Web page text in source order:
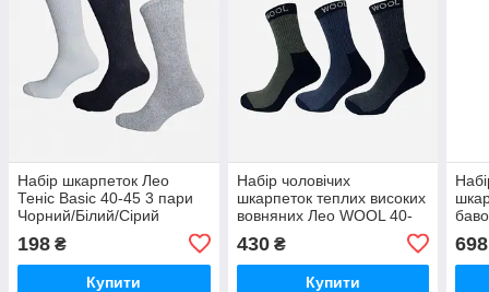
Набір шкарпеток Лео
Теніс Basic 40-45 3 пари
Чорний/Білий/Сірий
198 ₴
Купити
Набір чоловічих
шкарпеток теплих високих
вовняних Лео WOOL 40-
45 6 пари Сірий/Синій/Хакі
(ROZ6501054593)
430₴
Купити
41
698